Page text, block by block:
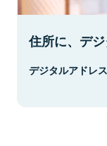
住所に、デジ
デジタルアドレ